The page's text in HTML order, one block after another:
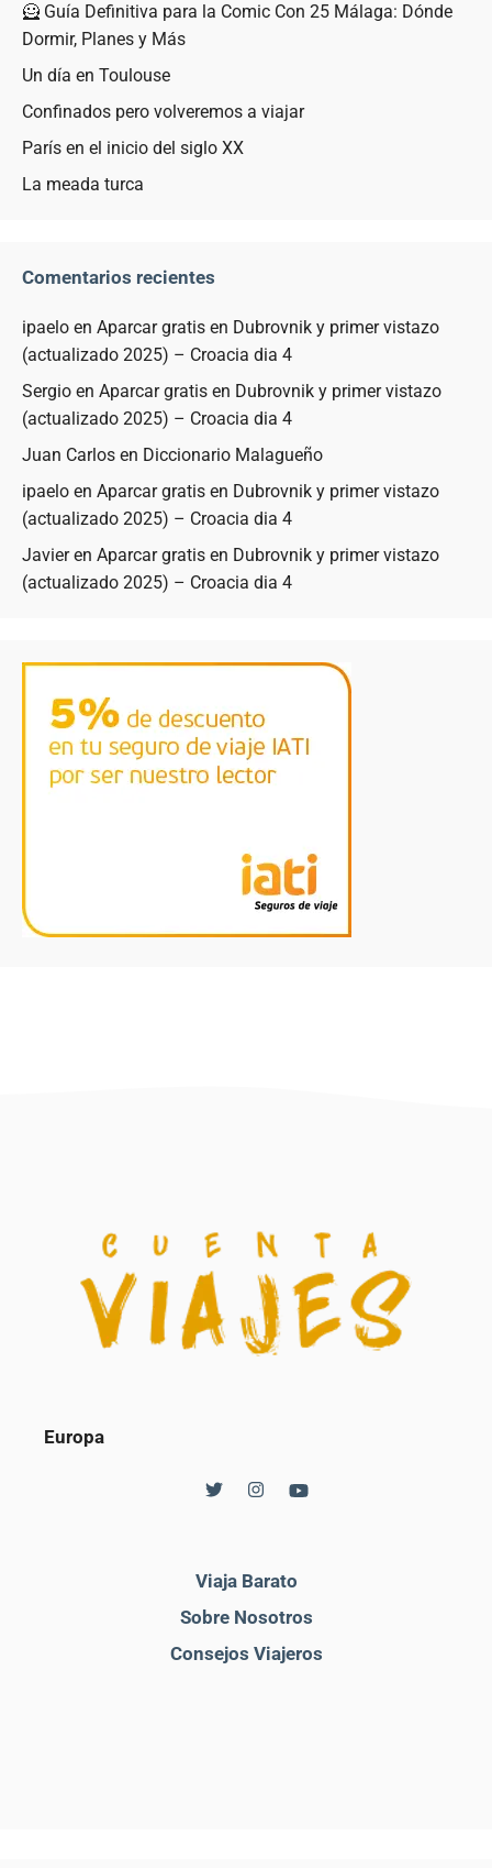
🦸 Guía Definitiva para la Comic Con 25 Málaga: Dónde
Dormir, Planes y Más
Un día en Toulouse
Confinados pero volveremos a viajar
París en el inicio del siglo XX
La meada turca
Comentarios recientes
ipaelo en Aparcar gratis en Dubrovnik y primer vistazo
(actualizado 2025) – Croacia dia 4
Sergio en Aparcar gratis en Dubrovnik y primer vistazo
(actualizado 2025) – Croacia dia 4
Juan Carlos en Diccionario Malagueño
ipaelo en Aparcar gratis en Dubrovnik y primer vistazo
(actualizado 2025) – Croacia dia 4
Javieren Aparcar gratis en Dubrovnik y primer vistazo
(actualizado 2025) – Croacia dia 4
Europa
Viaja Barato
Sobre Nosotros
Consejos Viajeros